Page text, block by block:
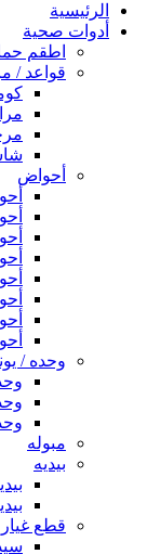
الرئيسية
أدوات صحية
اطقم
قواعد /
أحواض
وحده /
مبوله
بيديه
قطع